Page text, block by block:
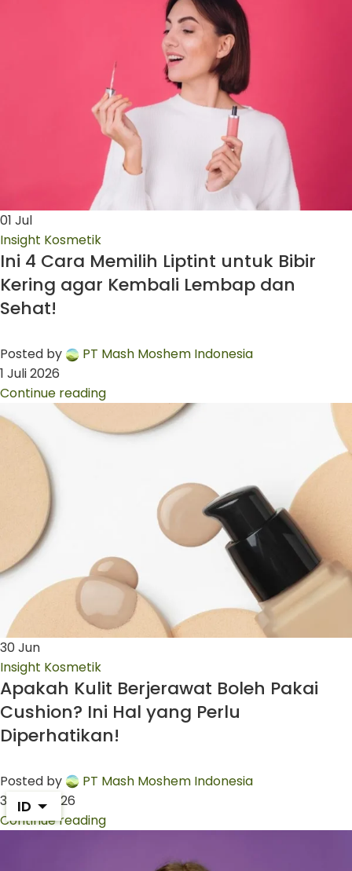
01 Jul
Insight Kosmetik
Ini 4 Cara Memilih Liptint untuk Bibir
Kering agar Kembali Lembap dan
Sehat!
Posted by
PT Mash Moshem Indonesia
1 Juli 2026
Continue reading
30Jun
Insight Kosmetik
Apakah Kulit Berjerawat Boleh Pakai
Cushion? Ini Hal yang Perlu
Diperhatikan!
Posted by
PT Mash Moshem Indonesia
30 Juni 2026
Continue reading
ID